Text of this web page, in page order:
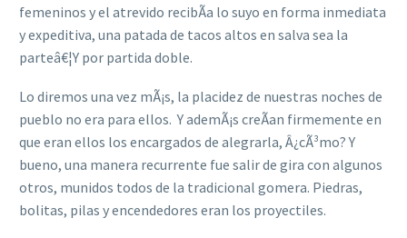
femeninos y el atrevido recibÃ­a lo suyo en forma inmediata
y expeditiva, una patada de tacos altos en salva sea la
parteâ€¦Y por partida doble.
Lo diremos una vez mÃ¡s, la placidez de nuestras noches de
pueblo no era para ellos. Y ademÃ¡s creÃ­an firmemente en
que eran ellos los encargados de alegrarla, Â¿cÃ³mo? Y
bueno, una manera recurrente fue salir de gira con algunos
otros, munidos todos de la tradicional gomera. Piedras,
bolitas, pilas y encendedores eran los proyectiles.